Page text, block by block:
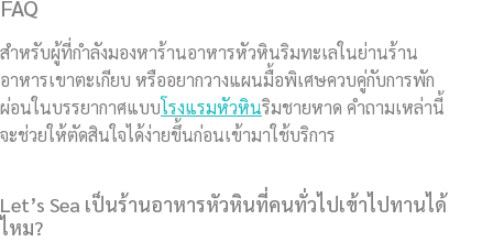
FAQ
สำหรับผู้ที่กำลังมองหาร้านอาหารหัวหินริมทะเลในย่านร้าน
อาหารเขาตะเกียบ หรืออยากวางแผนมื้อพิเศษควบคู่กับการพัก
ผ่อนในบรรยากาศแบบโรงแรมหัวหินริมชายหาด คำถามเหล่านี้
จะช่วยให้ตัดสินใจได้ง่ายขึ้นก่อนเข้ามาใช้บริการ
Let’s Sea เป็นร้านอาหารหัวหินที่คนทั่วไปเข้าไปทานได้
ไหม?